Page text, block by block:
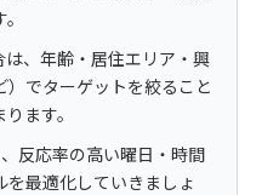
は、年齢・居住エリア・興
でターゲットを絞ること
ます。
反応率の高い曜日・時間
最適化していきましょ